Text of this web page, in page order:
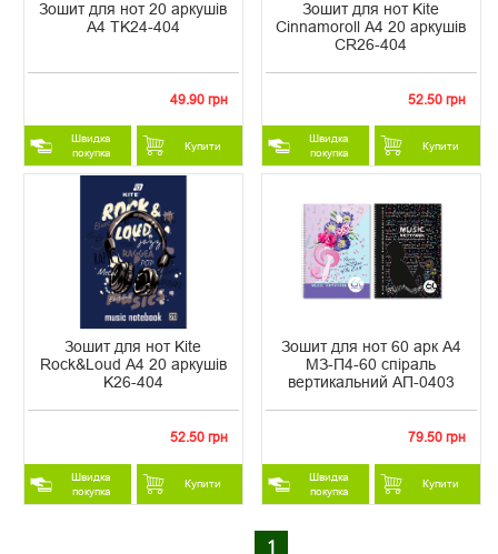
Зошит для нот 20 аркушів
А4 TK24-404
49.90 грн
Швидка
покупка
Купити
Зошит для нот Kite
Cinnamoroll A4 20 аркушів
CR26-404
52.50 грн
Швидка
покупка
Купити
Зошит для нот Kite
Rock&Loud А4 20 аркушів
K26-404
52.50 грн
Швидка
покупка
Купити
Зошит для нот 60 арк А4
МЗ-П4-60 спіраль
вертикальний АП-0403
79.50 грн
Швидка
покупка
Купити
1